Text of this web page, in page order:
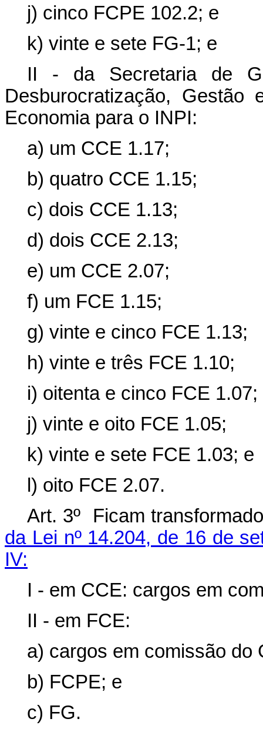
j) cinco FCPE 102.2; e
k) vinte e sete FG-1; e
II - da Secretaria de
Desburocratização,
Economia para o INPI:
a) um CCE 1.17;
b) quatro CCE 1.15;
c) dois CCE 1.13;
d) dois CCE 2.13;
e) um CCE 2.07;
f) um FCE 1.15;
g) vinte e cinco FCE 1.13;
h) vinte e três FCE 1.10;
i) oitenta e cinco FCE 1.07;
j) vinte e oito FCE 1.05;
k) vinte e sete FCE 1.03; e
l) oito FCE 2.07.
Art. 3º Ficam
da Lei nº 14.204, de 16 de
IV:
I - em CCE: cargos em
II - em FCE:
a) cargos em comissão do
b) FCPE; e
c) FG.